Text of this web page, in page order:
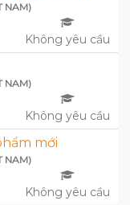
NAM)
Không yêu cầu
NAM)
Không yêu cầu
mới
NAM)
Không yêu cầu